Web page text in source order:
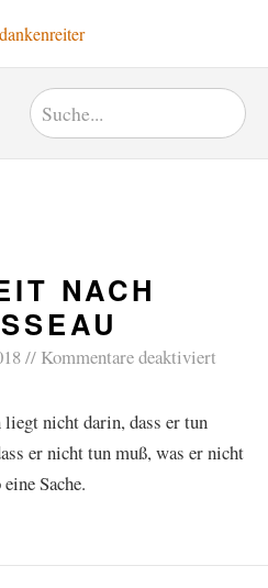
NACH
Kommentare deaktiviert
nicht darin, dass er tun
er nicht tun muß, was er nicht
Sache.